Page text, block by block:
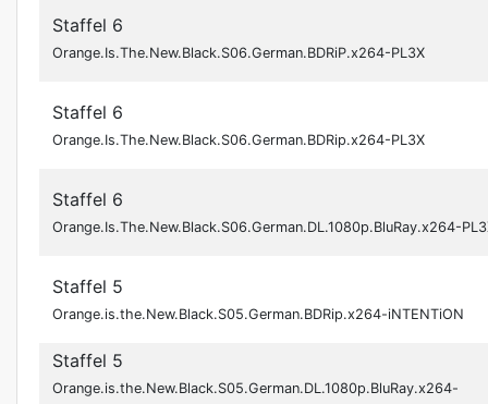
Staffel 6
Orange.Is.The.New.Black.S06.German.BDRiP.x264-PL3X
Staffel 6
Orange.Is.The.New.Black.S06.German.BDRip.x264-PL3X
Staffel 6
Orange.Is.The.New.Black.S06.German.DL.1080p.BluRay.x264-
Staffel 5
Orange.is.the.New.Black.S05.German.BDRip.x264-iNTENTiON
Staffel 5
Orange.is.the.New.Black.S05.German.DL.1080p.BluRay.x264-